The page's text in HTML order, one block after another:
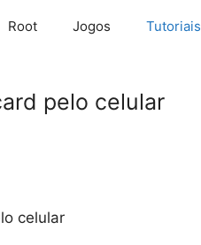
Root Jogos Tutoriais
pelo celular
celular